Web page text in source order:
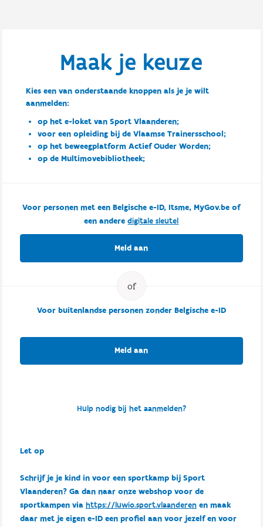
Maak je keuze
Kies een van onderstaande knoppen als je je wilt
aanmelden:
op het e-loket van Sport Vlaanderen;
voor een opleiding bij de Vlaamse Trainersschool;
op het beweegplatform Actief Ouder Worden;
op de Multimovebibliotheek;
Voor personen met een Belgische e-ID, Itsme, MyGov.be of
een anderedigitale sleutel
Meld aan
Voor buitenlandse personen zonder Belgische e-ID
Meld aan
Hulp nodig bij het aanmelden?
Let op
Schrijf je je kind in voor een sportkamp bij Sport
Vlaanderen? Ga dan naar onze webshop voor de
sportkampen via https://luwio.sport.vlaanderenen maak
daar met je eigen e-ID een profiel aan voor jezelf en voor